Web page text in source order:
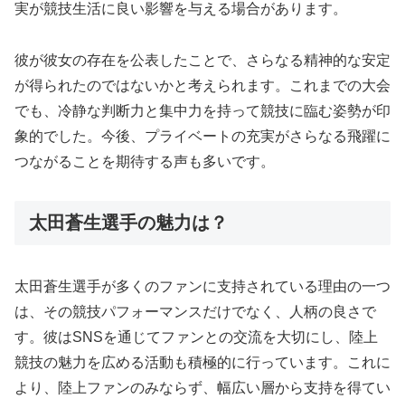
実が競技生活に良い影響を与える場合があります。
彼が彼女の存在を公表したことで、さらなる精神的な安定
が得られたのではないかと考えられます。これまでの大会
でも、冷静な判断力と集中力を持って競技に臨む姿勢が印
象的でした。今後、プライベートの充実がさらなる飛躍に
つながることを期待する声も多いです。
太田蒼生選手の魅力は？
太田蒼生選手が多くのファンに支持されている理由の一つ
は、その競技パフォーマンスだけでなく、人柄の良さで
す。彼はSNSを通じてファンとの交流を大切にし、陸上
競技の魅力を広める活動も積極的に行っています。これに
より、陸上ファンのみならず、幅広い層から支持を得てい